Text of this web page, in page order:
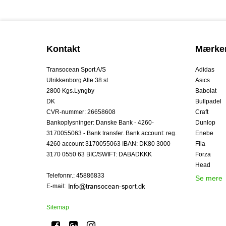
Kontakt
Transocean Sport A/S
Ulrikkenborg Alle 38 st
2800 Kgs.Lyngby
DK
CVR-nummer: 26658608
Bankoplysninger: Danske Bank - 4260-
3170055063 - Bank transfer. Bank account: reg.
4260 account 3170055063 IBAN: DK80 3000
3170 0550 63 BIC/SWIFT: DABADKKK
Telefonnr.: 45886833
E-mail :
Sitemap
Adidas
Asics
Babolat
Bullpadel
Craft
Dunlop
Enebe
Fila
Forza
Head
Se mere